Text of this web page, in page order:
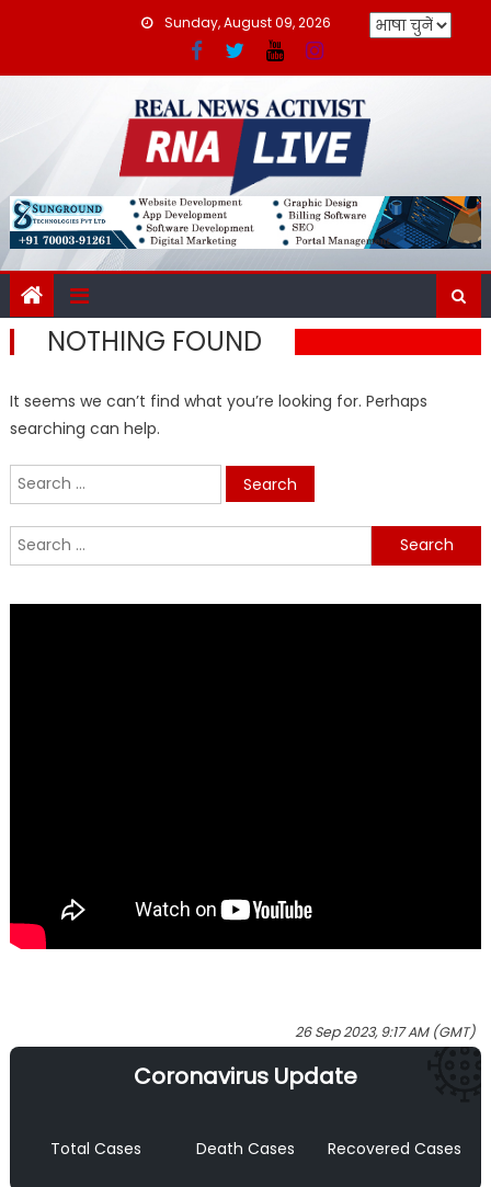
Sunday, August 09, 2026
NOTHING FOUND
It seems we can’t find what you’re looking for. Perhaps
searching can help.
Search
for:
Search
for:
26 Sep 2023, 9:17 AM (GMT)
Coronavirus Update
Total Cases Death Cases Recovered Cases